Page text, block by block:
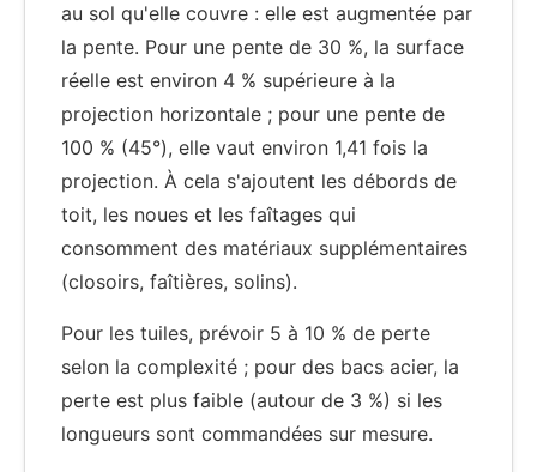
au sol qu'elle couvre : elle est augmentée par
la pente. Pour une pente de 30 %, la surface
réelle est environ 4 % supérieure à la
projection horizontale ; pour une pente de
100 % (45°), elle vaut environ 1,41 fois la
projection. À cela s'ajoutent les débords de
toit, les noues et les faîtages qui
consomment des matériaux supplémentaires
(closoirs, faîtières, solins).
Pour les tuiles, prévoir 5 à 10 % de perte
selon la complexité ; pour des bacs acier, la
perte est plus faible (autour de 3 %) si les
longueurs sont commandées sur mesure.